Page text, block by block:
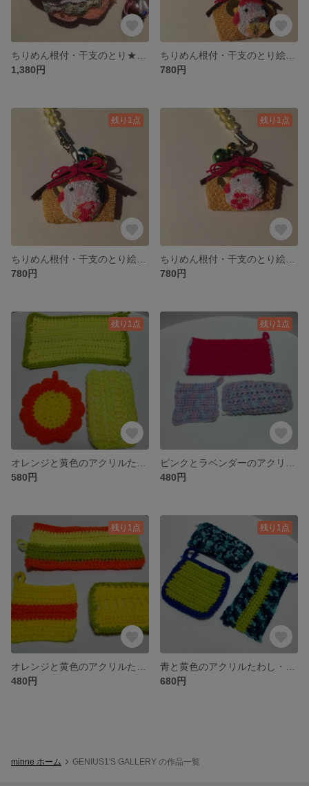
1,380円
780円
残り1点
780円
残り1点
780円
残り1点
580円
残り1点
480円
残り1点
480円
残り1点
680円
minne ホーム GENIUS1'S GALLERY の作品一覧